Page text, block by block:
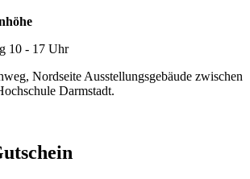
10 - 17 Uhr
Nordseite Ausstellungsgebäude zwischen
Darmstadt.